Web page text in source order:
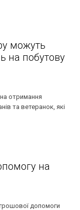
можуть
на побутову
отримання
та ветеранок, які
на
допомоги